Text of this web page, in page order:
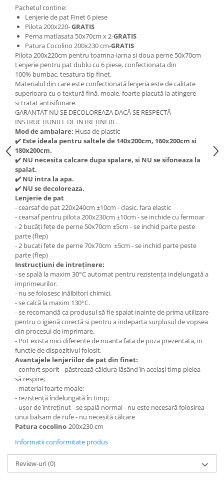
Pachetul contine:
Lenjerie de pat Finet 6 piese
Pilota 200x220-GRATIS
Perna matlasata 50x70cm x 2-GRATIS
Patura Cocolino 200x230 cm-GRATIS
Pilota 200x220cm pentru toamna-iarna si doua perne 50x70cm
Lenjerie pentru pat dublu cu 6 piese, confectionata din
100% bumbac, tesatura tip finet.
Materialul din care este confectionată lenjeria este de calitate
superioara cu o textură fină, moale, foarte placută la atingere
si tratat antisifonare.
GARANTAT NU SE DECOLOREAZA DACĂ SE RESPECTĂ
INSTRUCȚIUNILE DE INTREȚINERE.
Mod de ambalare: Husa de plastic
✔ ️ Este ideala pentru saltele de 140x200cm, 160x200cm si
180x200cm.
✔ ️ NU necesita calcare dupa spalare, si NU se sifoneaza la
spalat.
✔ ️ NU intra la apa.
✔ ️ NU se decoloreaza.
Lenjerie de pat
- cearsaf de pat 220x240cm ±10cm - clasic, fara elastic
- cearsaf pentru pilota 200x230cm ±10cm - se inchide cu fermoar
- 2 bucăți fețe de perne 50x70cm ±5cm - se inchid parte peste
parte (flep)
- 2 bucati fete de perne 70x70cm ±5cm - se inchid parte peste
parte (flep)
Instrucțiuni de intreținere:
- se spală la maxim 30°C automat pentru rezistența indelungată a
imprimeurilor.
- nu se folosesc inălbitori chimici.
- se calcă la maxim 130°C.
- se recomandă ca produsul să fie spalat inainte de prima utilizare
pentru o igienă corectă si pentru a indeparta surplusul de vopsea
din procesul de imprimare.
- Pot exista mici diferente de nuanta fata de poza prezentata, in
functie de dispozitivul folosit.
Avantajele lenjeriilor de pat din finet:
- confort sporit - păstrează căldura lăsând în același timp pielea
să respire;
- material foarte moale;
- rezistență îndelungată în timp;
- ușor de întreținut - se spală normal - nu este necesară folosirea
unui balsam de rufe - nu necesită călcare
Patura cocolino-200x230 cm
Informatii conformitate produs
Review-uri(0)